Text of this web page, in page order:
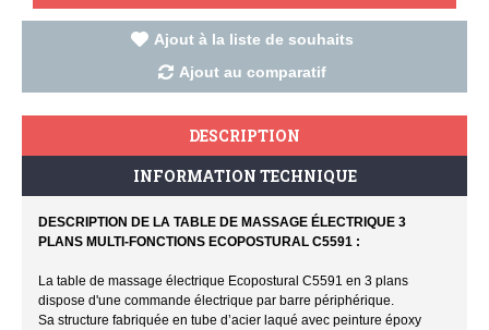
Ajout à la liste de souhaits
Ajout au comparatif
DESCRIPTION
INFORMATION TECHNIQUE
DESCRIPTION DE LA TABLE DE MASSAGE ÉLECTRIQUE 3
PLANS MULTI-FONCTIONS ECOPOSTURAL C5591 :
La table de massage électrique Ecopostural C5591 en 3 plans
dispose d'une commande électrique par barre périphérique.
Sa structure fabriquée en tube d’acier laqué avec peinture époxy